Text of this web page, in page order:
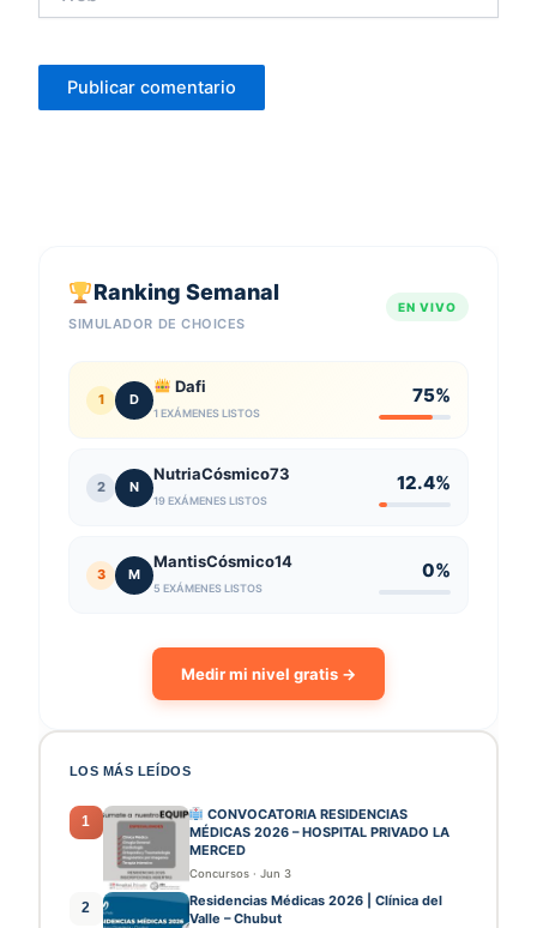
Ranking Semanal
SIMULADOR DE CHOICES
EN VIVO
1 D
Dafi
1 EXÁMENES LISTOS
75%
2 N
NutriaCósmico73
19 EXÁMENES LISTOS
12.4%
3 M
MantisCósmico14
5 EXÁMENES LISTOS
0%
Medir mi nivel gratis →
LOS MÁS LEÍDOS
1
CONVOCATORIA RESIDENCIAS
MÉDICAS 2026 – HOSPITAL PRIVADO LA
MERCED
Concursos · Jun 3
2
Residencias Médicas 2026 | Clínica del
Valle – Chubut